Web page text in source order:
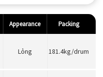
Appearance Packing
Lỏng 181.4kg/drum